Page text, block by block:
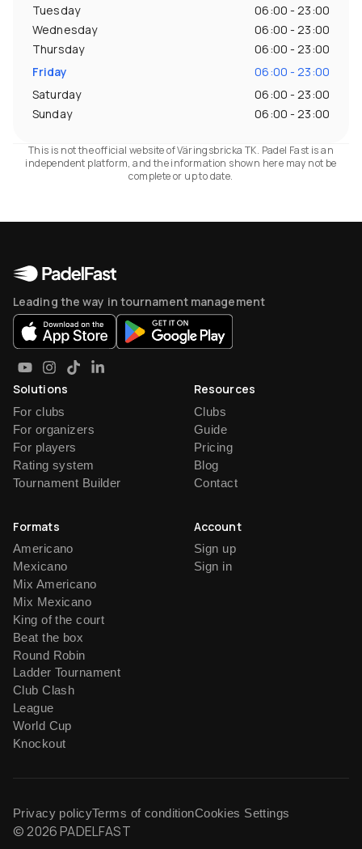
Tuesday
06:00 - 23:00
Wednesday
06:00 - 23:00
Thursday
06:00 - 23:00
Friday
06:00 - 23:00
Saturday
06:00 - 23:00
Sunday
06:00 - 23:00
This is not the official website of Väringsbricka TK. Padel Fast is an
independent platform, and the information shown here may not be
complete or up to date.
Leading the way in tournament management
Solutions
For clubs
For organizers
For players
Rating system
Tournament Builder
Resources
Clubs
Guide
Pricing
Blog
Contact
Formats
Americano
Mexicano
Mix Americano
Mix Mexicano
King of the court
Beat the box
Round Robin
Ladder Tournament
Club Clash
League
World Cup
Knockout
Account
Sign up
Sign in
© 2026 PADELFAST
Privacy policyTerms of conditionCookies Settings